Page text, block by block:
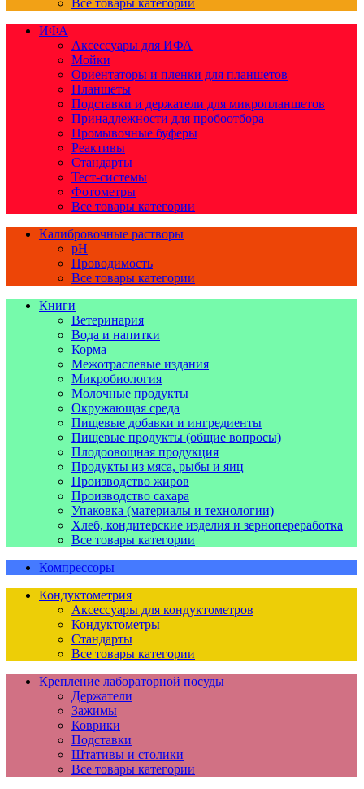
Все товары категории
ИФА
Аксессуары для ИФА
Мойки
Ориентаторы и пленки для планшетов
Планшеты
Подставки и держатели для микропланшетов
Принадлежности для пробоотбора
Промывочные буферы
Реактивы
Стандарты
Тест-системы
Фотометры
Все товары категории
Калибровочные растворы
pH
Проводимость
Все товары категории
Книги
Ветеринария
Вода и напитки
Корма
Межотраслевые издания
Микробиология
Молочные продукты
Окружающая среда
Пищевые добавки и ингредиенты
Пищевые продукты (общие вопросы)
Плодоовощная продукция
Продукты из мяса, рыбы и яиц
Производство жиров
Производство сахара
Упаковка (материалы и технологии)
Хлеб, кондитерские изделия и зернопереработка
Все товары категории
Компрессоры
Кондуктометрия
Аксессуары для кондуктометров
Кондуктометры
Стандарты
Все товары категории
Крепление лабораторной посуды
Держатели
Зажимы
Коврики
Подставки
Штативы и столики
Все товары категории